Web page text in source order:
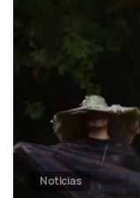
Noticias